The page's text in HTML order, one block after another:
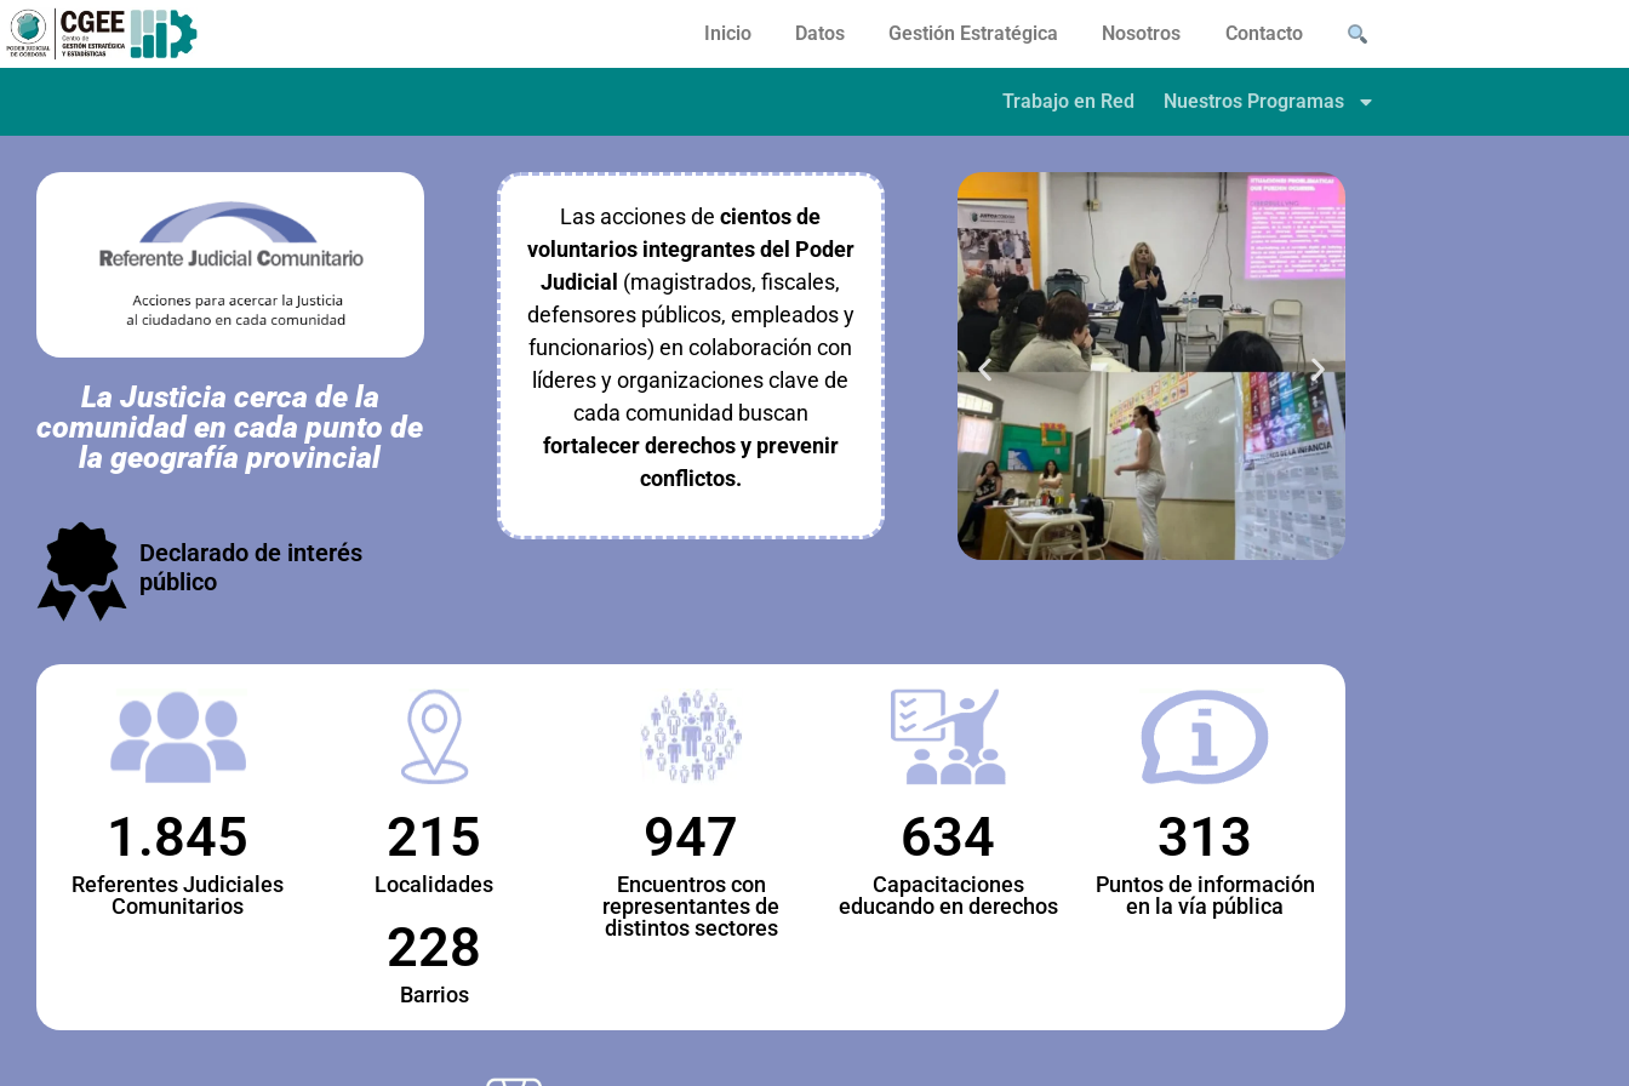
Inicio Datos Gestión Estratégica Nosotros Contacto
Trabajo en Red Nuestros Programas
La Justicia cerca de la
comunidad en cada punto de
la geografía provincial
Declarado de interés
público
Las acciones decientos de
voluntarios integrantes del Poder
Judicial (magistrados, fiscales,
defensores públicos, empleados y
funcionarios)en colaboración con
líderes y organizaciones clave de
cada comunidad buscan
fortalecer derechos y prevenir
conflictos.
1.845
Referentes Judiciales
Comunitarios
215
Localidades
228
Barrios
947
Encuentros con
representantes de
distintos sectores
634
Capacitaciones
educando en derechos
313
Puntos de información
en la vía pública